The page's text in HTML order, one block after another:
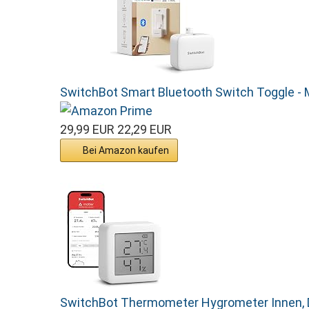
SwitchBot Smart Bluetooth Switch Toggle -
29,99 EUR 22,29 EUR
Bei Amazon kaufen
SwitchBot Thermometer Hygrometer Innen,